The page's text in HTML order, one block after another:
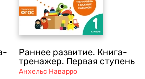
Раннее развитие. Книга-
тренажер. Первая ступень
Анхельс Наварро